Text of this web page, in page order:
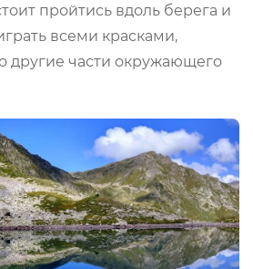
пройтись вдоль берега и
всеми красками,
другие части окружающего